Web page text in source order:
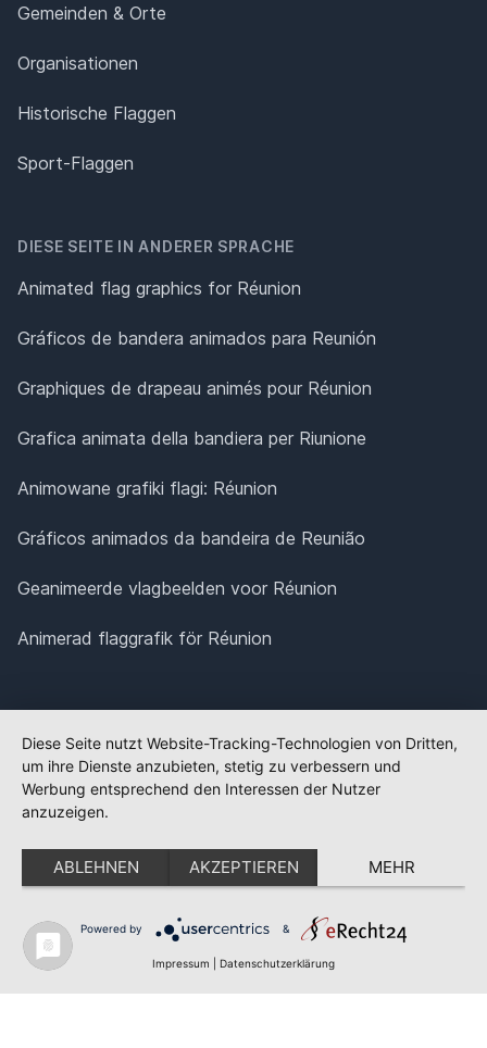
Gemeinden & Orte
Organisationen
Historische Flaggen
Sport-Flaggen
DIESE SEITE IN ANDERER SPRACHE
Animated flag graphics for Réunion
Gráficos de bandera animados para Reunión
Graphiques de drapeau animés pour Réunion
Grafica animata della bandiera per Riunione
Animowane grafiki flagi: Réunion
Gráficos animados da bandeira de Reunião
Geanimeerde vlagbeelden voor Réunion
Animerad flaggrafik för Réunion
Diese Seite nutzt Website-Tracking-Technologien von Dritten,
um ihre Dienste anzubieten, stetig zu verbessern und
Werbung entsprechend den Interessen der Nutzer
anzuzeigen.
ABLEHNEN AKZEPTIEREN MEHR
Powered by &
Impressum Datenschutzerklärung